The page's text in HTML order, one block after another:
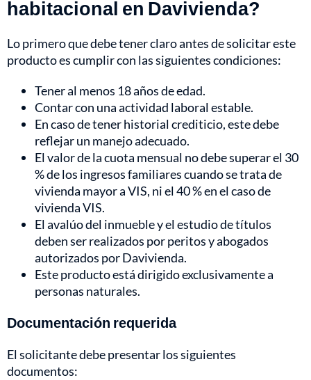
habitacional en Davivienda?
Lo primero que debe tener claro antes de solicitar este
producto es cumplir con las siguientes condiciones:
Tener al menos 18 años de edad.
Contar con una actividad laboral estable.
En caso de tener historial crediticio, este debe
reflejar un manejo adecuado.
El valor de la cuota mensual no debe superar el 30
% de los ingresos familiares cuando se trata de
vivienda mayor a VIS, ni el 40 % en el caso de
vivienda VIS.
El avalúo del inmueble y el estudio de títulos
deben ser realizados por peritos y abogados
autorizados por Davivienda.
Este producto está dirigido exclusivamente a
personas naturales.
Documentación requerida
El solicitante debe presentar los siguientes
documentos: